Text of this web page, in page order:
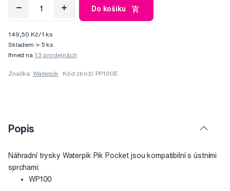
Do košíku
149,50 Kč/1 ks
Skladem > 5 ks
Ihned na 13 prodejnách
Značka: Waterpik Kód zboží: PP100E
Popis
Náhradní trysky Waterpik Pik Pocket jsou kompatibilní s ústními
sprchami:
WP100